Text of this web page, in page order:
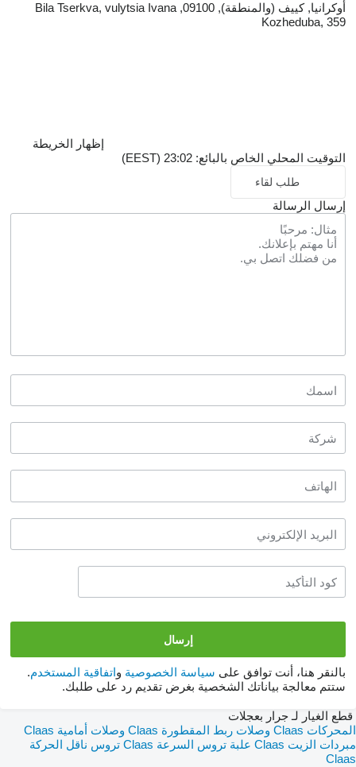
أوكرانيا, كييف (والمنطقة), 09100, Bila Tserkva, vulytsia Ivana
Kozheduba, 359
إظهار الخريطة
التوقيت المحلي الخاص بالبائع: 23:02 (EEST)
طلب لقاء
إرسال الرسالة
بالنقر هنا، أنت توافق على سياسة الخصوصية واتفاقية المستخدم.
ستتم معالجة بياناتك الشخصية بغرض تقديم رد على طلبك.
قطع الغيار لـ جرار بعجلات
المحركات Claas
وصلات ربط المقطورة Claas
وصلات أمامية Claas
مبردات الزيت Claas
علبة تروس السرعة Claas
تروس ناقل الحركة
Claas